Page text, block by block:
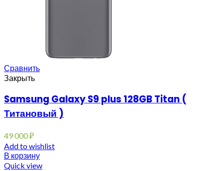
Сравнить
Закрыть
Samsung Galaxy S9 plus 128GB Titan (
Титановый )
49 000₽
Add to wishlist
В корзину
Quick view